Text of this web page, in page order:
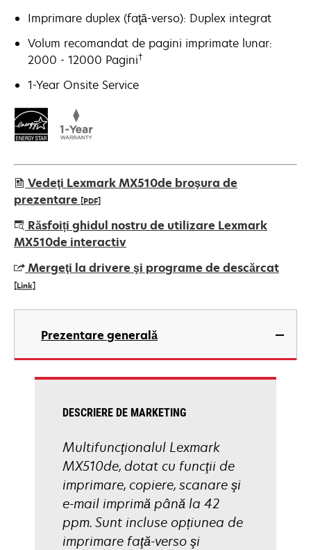
Imprimare duplex (faţă-verso): Duplex integrat
Volum recomandat de pagini imprimate lunar:
2000 - 12000 Pagini†
1-Year Onsite Service
Vedeţi Lexmark MX510de broşura de
prezentare [PDF]
opens
in
new
tab
Răsfoiți ghidul nostru de utilizare Lexmark
MX510de interactiv
Mergeţi la drivere şi programe de descărcat
[Link]
opens
new
Prezentare generală
DESCRIERE DE MARKETING
Multifuncţionalul Lexmark
MX510de, dotat cu funcţii de
imprimare, copiere, scanare şi
e-mail imprimă până la 42
ppm. Sunt incluse opțiunea de
imprimare faţă-verso şi